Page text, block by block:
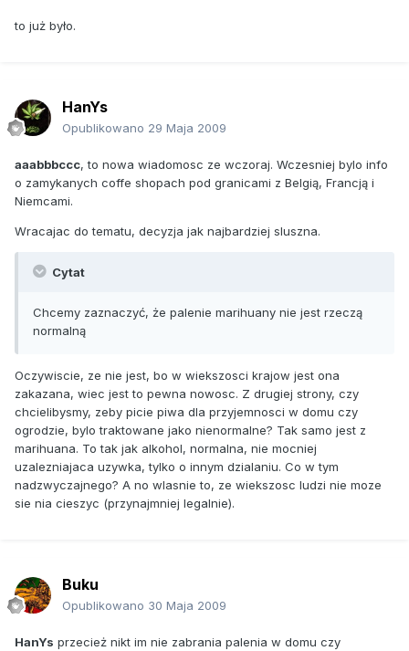
Chcemy zaznaczyć, że palenie marihuany nie jest rzeczą
Holandia w roku 1976 zdepenalizowała spożycie i
posiadanie do pięciu gramów marihuany, która jest
sprzedawana w coffee shopach.
W całym kraju są 702 takie punkty legalnej sprzedaży
miękkich narkotyków.
Do 2011 roku w Amsterdamie mają zostać zamknięte 43
228 coffee shopów.
to już było.
HanYs
Opublikowano 29 Maja 2009
aaabbbccc, to nowa wiadomosc ze wczoraj. Wczesniej bylo info
o zamykanych coffe shopach pod granicami z Belgią, Francją i
Niemcami.
Wracajac do tematu, decyzja jak najbardziej sluszna.
Cytat
Chcemy zaznaczyć, że palenie marihuany nie jest rzeczą
normalną
Oczywiscie, ze nie jest, bo w wiekszosci krajow jest ona
zakazana, wiec jest to pewna nowosc. Z drugiej strony, czy
chcielibysmy, zeby picie piwa dla przyjemnosci w domu czy
ogrodzie, bylo traktowane jako nienormalne? Tak samo jest z
marihuana. To tak jak alkohol, normalna, nie mocniej
uzalezniajaca uzywka, tylko o innym dzialaniu. Co w tym
nadzwyczajnego? A no wlasnie to, ze wiekszosc ludzi nie moze
sie nia cieszyc (przynajmniej legalnie).
Buku
Opublikowano 30 Maja 2009
HanYs przecież nikt im nie zabrania palenia w domu czy